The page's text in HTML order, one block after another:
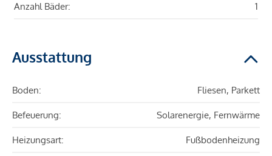
Anzahl Bäder: 1
Ausstattung
Boden: Fliesen, Parkett
Befeuerung: Solarenergie, Fernwärme
Heizungsart: Fußbodenheizung